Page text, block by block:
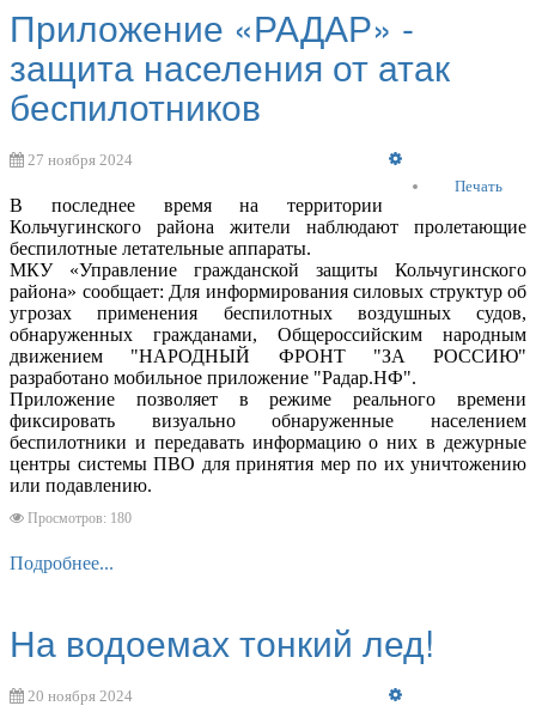
Приложение «РАДАР» -
защита населения от атак
беспилотников
Печать
27 ноября 2024
В последнее время на территории
Кольчугинского района жители наблюдают пролетающие
беспилотные летательные аппараты.
МКУ «Управление гражданской защиты Кольчугинского
района» сообщает: Для информирования силовых структур об
угрозах применения беспилотных воздушных судов,
обнаруженных гражданами, Общероссийским народным
движением "НАРОДНЫЙ ФРОНТ "ЗА РОССИЮ"
разработано мобильное приложение "Радар.НФ".
Приложение позволяет в режиме реального времени
фиксировать визуально обнаруженные населением
беспилотники и передавать информацию о них в дежурные
центры системы ПВО для принятия мер по их уничтожению
или подавлению.
Просмотров: 180
Подробнее...
На водоемах тонкий лед!
20 ноября 2024